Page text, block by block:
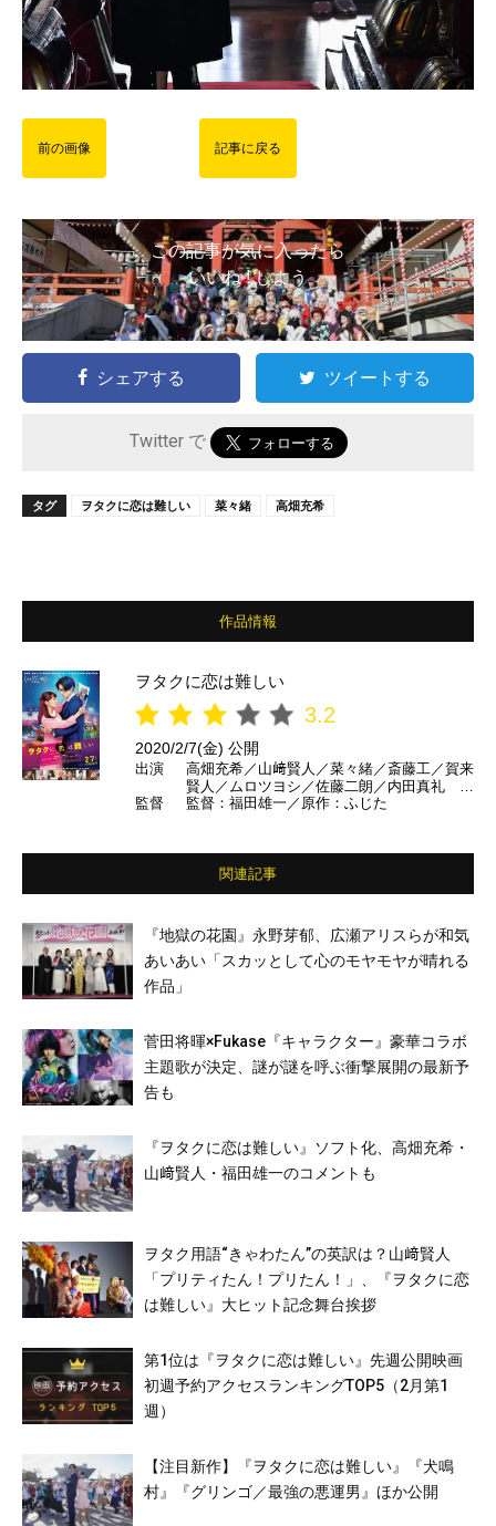
前の画像 記事に戻る
この記事が気に入ったら
いいね ! しよう
シェアする ツイートする
Twitter で
タグ ヲタクに恋は難しい 菜々緒 高畑充希
作品情報
ヲタクに恋は難しい
3.2
2020/2/7(金) 公開
出演
高畑充希／山﨑賢人／菜々緒／斎藤工／賀来
賢人／ムロツヨシ／佐藤二朗／内田真礼 ほ
か
監督 監督：福田雄一／原作：ふじた
関連記事
『地獄の花園』永野芽郁、広瀬アリスらが和気
あいあい「スカッとして心のモヤモヤが晴れる
作品」
菅田将暉×Fukase『キャラクター』豪華コラボ
主題歌が決定、謎が謎を呼ぶ衝撃展開の最新予
告も
『ヲタクに恋は難しい』ソフト化、高畑充希・
山﨑賢人・福田雄一のコメントも
ヲタク用語“きゃわたん”の英訳は？山﨑賢人
「プリティたん！プリたん！」、『ヲタクに恋
は難しい』大ヒット記念舞台挨拶
第1位は『ヲタクに恋は難しい』先週公開映画
初週予約アクセスランキングTOP5（2月第1
週）
【注目新作】『ヲタクに恋は難しい』『犬鳴
村』『グリンゴ／最強の悪運男』ほか公開